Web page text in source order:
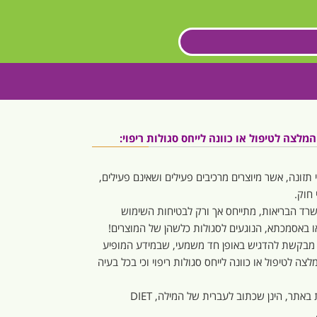
לטיפול או כוונה לייחס סגולות ריפוי:
אשר מיוצרים מרכיבים פעילים ושאינם פעילים,
חוק.
הבריאות, מתייחס אך ורק לבטיחות השימוש
באסמכתא, הנוגעים לסגולות כלשהן של המוצרים!
להדגיש באופן חד משמעי, שבמידע המופיע
לטיפול או כוונה לייחס סגולות ריפוי וכי בכל בעיה
המילה “דיאט” או “דיאטה”, המופיעות באתר, הינן שכתוב לעברית של המילה, DIET